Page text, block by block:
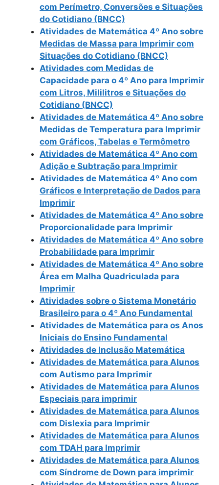
com Perímetro, Conversões e Situações
do Cotidiano (BNCC)
Atividades de Matemática 4º Ano sobre
Medidas de Massa para Imprimir com
Situações do Cotidiano (BNCC)
Atividades com Medidas de
Capacidade para o 4º Ano para Imprimir
com Litros, Mililitros e Situações do
Cotidiano (BNCC)
Atividades de Matemática 4º Ano sobre
Medidas de Temperatura para Imprimir
com Gráficos, Tabelas e Termômetro
Atividades de Matemática 4º Ano com
Adição e Subtração para Imprimir
Atividades de Matemática 4º Ano com
Gráficos e Interpretação de Dados para
Imprimir
Atividades de Matemática 4º Ano sobre
Proporcionalidade para Imprimir
Atividades de Matemática 4º Ano sobre
Probabilidade para Imprimir
Atividades de Matemática 4º Ano sobre
Área em Malha Quadriculada para
Imprimir
Atividades sobre o Sistema Monetário
Brasileiro para o 4º Ano Fundamental
Atividades de Matemática para os Anos
Iniciais do Ensino Fundamental
Atividades de Inclusão Matemática
Atividades de Matemática para Alunos
com Autismo para Imprimir
Atividades de Matemática para Alunos
Especiais para imprimir
Atividades de Matemática para Alunos
com Dislexia para Imprimir
Atividades de Matemática para Alunos
com TDAH para Imprimir
Atividades de Matemática para Alunos
com Síndrome de Down para imprimir